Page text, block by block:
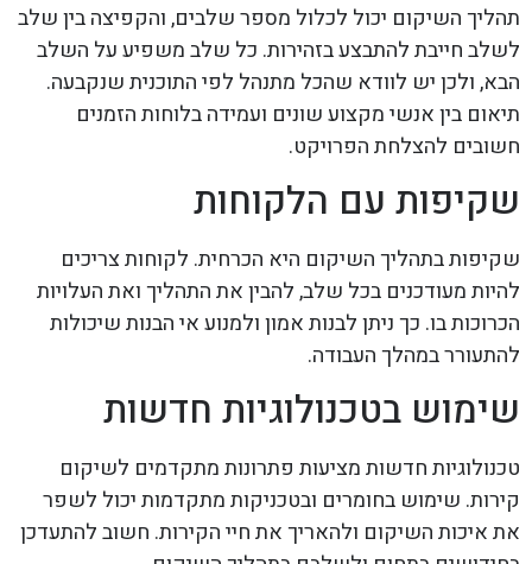
תהליך השיקום יכול לכלול מספר שלבים, והקפיצה בין שלב
לשלב חייבת להתבצע בזהירות. כל שלב משפיע על השלב
הבא, ולכן יש לוודא שהכל מתנהל לפי התוכנית שנקבעה.
תיאום בין אנשי מקצוע שונים ועמידה בלוחות הזמנים
חשובים להצלחת הפרויקט.
שקיפות עם הלקוחות
שקיפות בתהליך השיקום היא הכרחית. לקוחות צריכים
להיות מעודכנים בכל שלב, להבין את התהליך ואת העלויות
הכרוכות בו. כך ניתן לבנות אמון ולמנוע אי הבנות שיכולות
להתעורר במהלך העבודה.
שימוש בטכנולוגיות חדשות
טכנולוגיות חדשות מציעות פתרונות מתקדמים לשיקום
קירות. שימוש בחומרים ובטכניקות מתקדמות יכול לשפר
את איכות השיקום ולהאריך את חיי הקירות. חשוב להתעדכן